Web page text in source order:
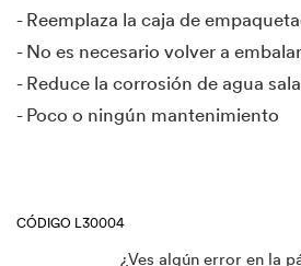
- Reemplaza la caja de
- No es necesario volver a embalar
- Reduce la corrosión de agua
- Poco o ningún mantenimiento
CÓDIGO L30004
¿Ves algún error en la